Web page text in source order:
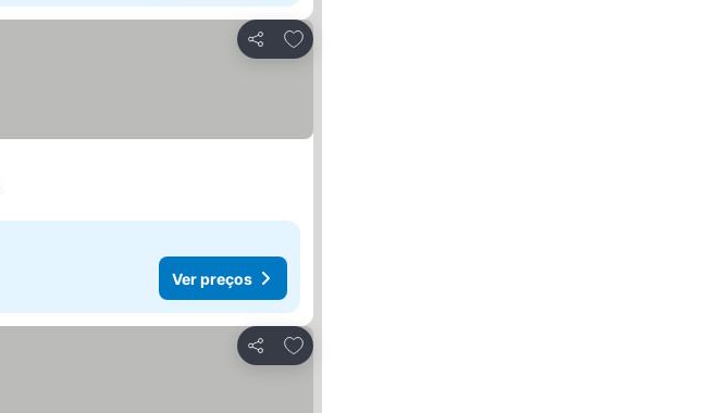
Partilhar
Adicionar aos favoritos
Ver preços
Partilhar
Adicionar aos favoritos